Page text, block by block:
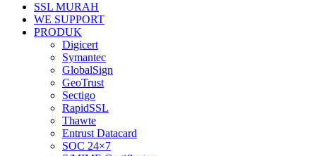
SSL MURAH
WE SUPPORT
PRODUK
Digicert
Symantec
GlobalSign
GeoTrust
Sectigo
RapidSSL
Thawte
Entrust Datacard
SOC 24×7